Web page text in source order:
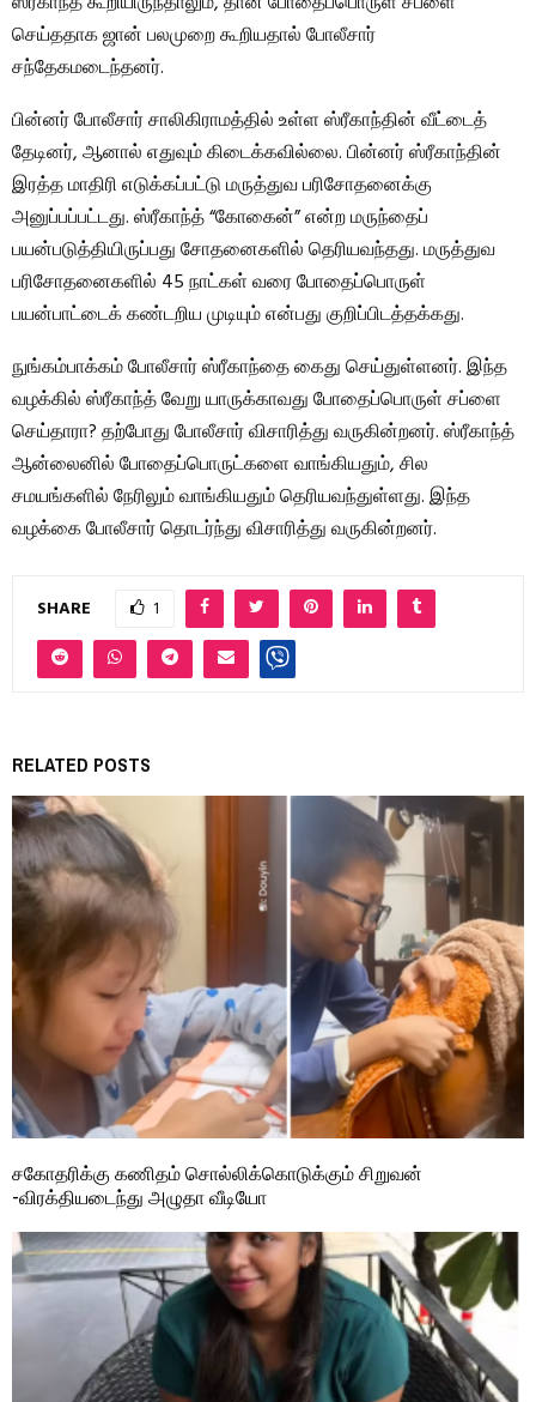
செய்ததாக ஜான் பலமுறை கூறியதால் போலீசார்
சந்தேகமடைந்தனர்.
பின்னர் போலீசார் சாலிகிராமத்தில் உள்ள ஸ்ரீகாந்தின் வீட்டைத்
தேடினர், ஆனால் எதுவும் கிடைக்கவில்லை. பின்னர் ஸ்ரீகாந்தின்
இரத்த மாதிரி எடுக்கப்பட்டு மருத்துவ பரிசோதனைக்கு
அனுப்பப்பட்டது. ஸ்ரீகாந்த் “கோகைன்” என்ற மருந்தைப்
பயன்படுத்தியிருப்பது சோதனைகளில் தெரியவந்தது. மருத்துவ
பரிசோதனைகளில் 45 நாட்கள் வரை போதைப்பொருள்
பயன்பாட்டைக் கண்டறிய முடியும் என்பது குறிப்பிடத்தக்கது.
நுங்கம்பாக்கம் போலீசார் ஸ்ரீகாந்தை கைது செய்துள்ளனர். இந்த
வழக்கில் ஸ்ரீகாந்த் வேறு யாருக்காவது போதைப்பொருள் சப்ளை
செய்தாரா? தற்போது போலீசார் விசாரித்து வருகின்றனர். ஸ்ரீகாந்த்
ஆன்லைனில் போதைப்பொருட்களை வாங்கியதும், சில
சமயங்களில் நேரிலும் வாங்கியதும் தெரியவந்துள்ளது. இந்த
வழக்கை போலீசார் தொடர்ந்து விசாரித்து வருகின்றனர்.
SHARE 1
RELATED POSTS
சகோதரிக்கு கணிதம் சொல்லிக்கொடுக்கும் சிறுவன்
-விரக்தியடைந்து அழுதா வீடியோ